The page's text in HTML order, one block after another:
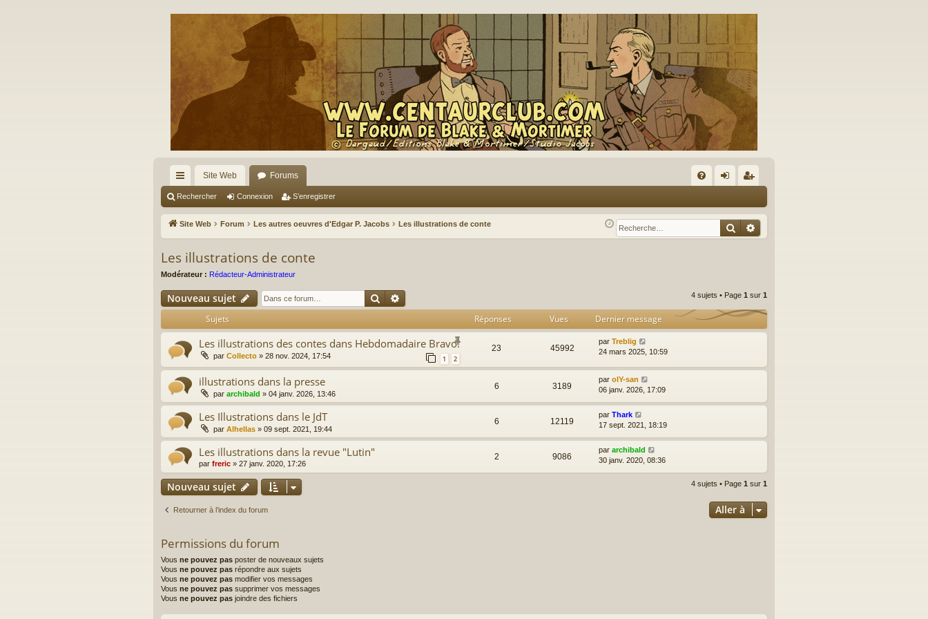
cc
ès
ra
pi
de
Site Web Forums
Q ne
xi
nr
eg
r
Rechercher Connexion S’enregistrer
Site Web Forum Les autres oeuvres d'Edgar P. Jacobs Les illustrations de conte Rechercher
Recherche avancée
Les illustrations de conte
Modérateur : Rédacteur-Administrateur
Nouveau sujet Rechercher 4 sujets • Page 1 sur 1
Sujets Réponses Vues Dernier message
Les illustrations des contes dans Hebdomadaire Bravo!
par Collecto » 28 nov. 2024, 17:54 1 2
23 45992
par Treblig
24 mars 2025, 10:59
illustrations dans la presse
par archibald » 04 janv. 2026, 13:46
6 3189
par olY-san
06 janv. 2026, 17:09
Les Illustrations dans le JdT
par Alhellas » 09 sept. 2021, 19:44
6 12119
par Thark
17 sept. 2021, 18:19
Les illustrations dans la revue "Lutin"
par freric » 27 janv. 2020, 17:26
2 9086
par archibald
30 janv. 2020, 08:36
Nouveau sujet 4 sujets • Page 1 sur 1
Retourner à l’index du forum Aller à
Permissions du forum
Vous ne pouvez pas poster de nouveaux sujets
Vous ne pouvez pas répondre aux sujets
Vous ne pouvez pas modifier vos messages
Vous ne pouvez pas supprimer vos messages
Vous ne pouvez pas joindre des fichiers